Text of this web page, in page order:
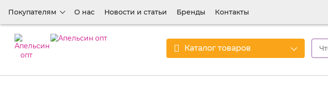
Покупателям О нас Новости и статьи Бренды Контакты
Каталог товаров